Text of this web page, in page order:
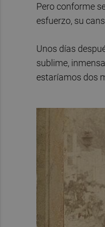
Pero conforme
esfuerzo, su
Unos días
sublime,
estaríamos dos